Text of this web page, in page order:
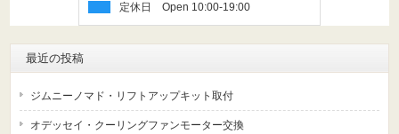
定休日
最近の投稿
ジムニーノマド・リフトアップキット取付
オデッセイ・クーリングファンモーター交換